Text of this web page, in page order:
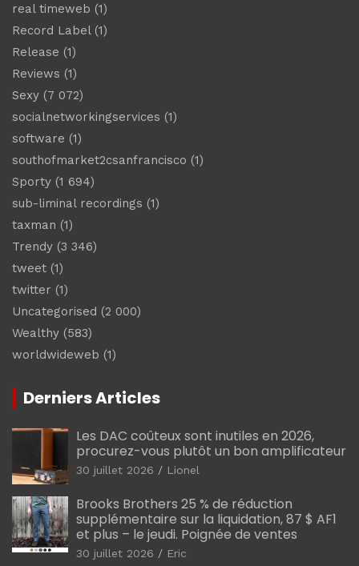
real timeweb (1)
Record Label(1)
Release (1)
Reviews (1)
Sexy (7 072)
socialnetworkingservices (1)
software (1)
southofmarket2csanfrancisco (1)
Sporty (1 694)
sub-liminal recordings (1)
taxman (1)
Trendy (3 346)
tweet (1)
twitter (1)
Uncategorised (2 000)
Wealthy (583)
worldwideweb (1)
Derniers Articles
Les DAC coûteux sont inutiles en 2026,
procurez-vous plutôt un bon amplificateur
30 juillet 2026 Lionel
Brooks Brothers 25 % de réduction
supplémentaire sur la liquidation, 87 $ AF1
et plus – le jeudi. Poignée de ventes
30 juillet 2026 Eric